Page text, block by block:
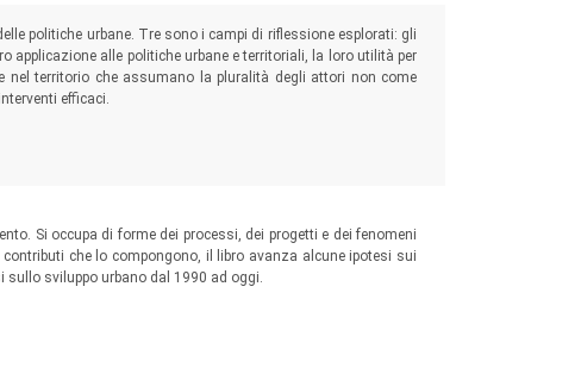
politiche urbane. Tre sono i campi di riflessione esplorati: gli
applicazione alle politiche urbane e territoriali, la loro utilità per
nel territorio che assumano la pluralità degli attori non come
efficaci.
Si occupa di forme dei processi, dei progetti e dei fenomeni
che lo compongono, il libro avanza alcune ipotesi sui
sviluppo urbano dal 1990 ad oggi.